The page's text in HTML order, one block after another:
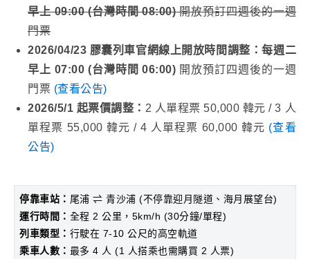
早上 09:00 (台灣時間 08:00)開放預訂四週後的一週
門票
2026/04/23 膠囊列車官網線上開放時間調整：每週二
早上 07:00 (台灣時間 06:00) 開放預訂四週後的一週
門票 (查看公告)
2026/5/1 起票價調整： 2 人單程票 50,000 韓元 / 3 人
單程票 55,000 韓元 / 4 人單程票 60,000 韓元 (查看
公告)
停靠車站： 尾浦 ⇌ 青沙浦 (不停靠迎月隧道、海月展望台)
運行時間： 全程 2 公里，5km/h (30分鐘/單程)
列車類型： 行駛在 7-10 公尺的高空軌道
乘車人數： 最多 4 人 (1 人搭乘也需購買 2 人票)